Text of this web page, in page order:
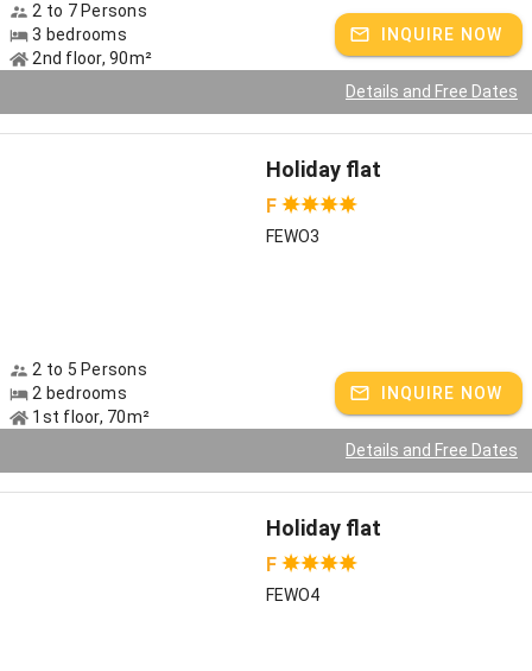
2 to 7 Persons
3 bedrooms
2nd floor, 90m²
INQUIRE NOW
Details and Free Dates
Holiday flat
F
FEWO3
2 to 5 Persons
2 bedrooms
1st floor, 70m²
INQUIRE NOW
Details and Free Dates
Holiday flat
F
FEWO4